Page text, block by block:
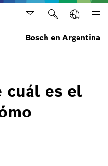
Bosch en Argentina
cuál es el